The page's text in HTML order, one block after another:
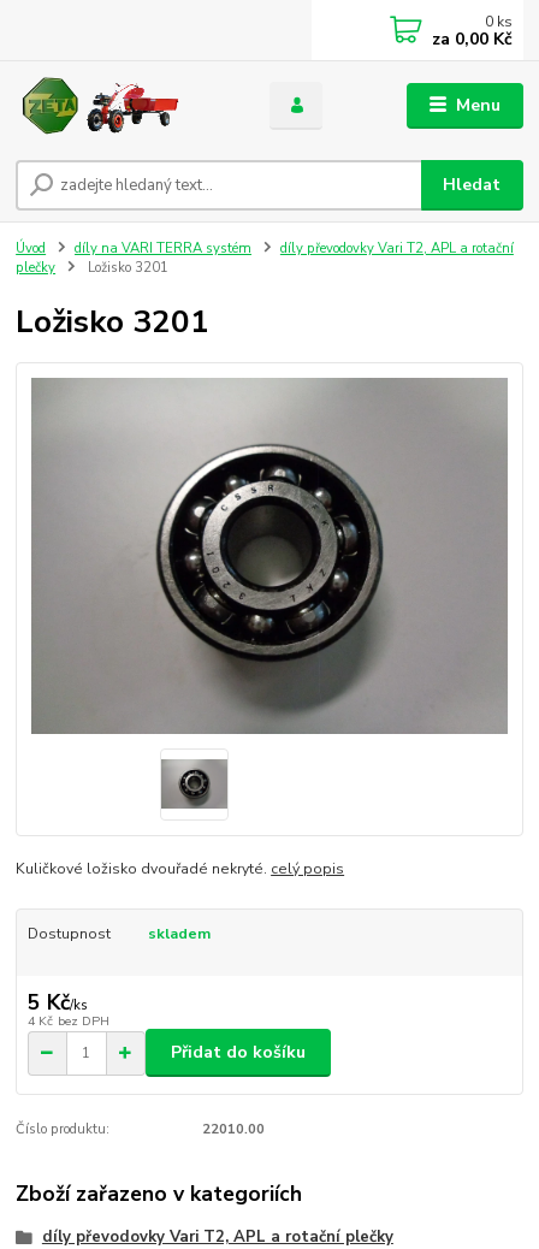
Menu
Hledat
0 ks
za 0,00 Kč
Úvod díly na VARI TERRA systém
díly převodovky Vari T2, APL a rotační
plečky
Ložisko 3201
Ložisko 3201
Kuličkové ložisko dvouřadé nekryté. celý popis
Dostupnost skladem
5 Kč/ks
4 Kč bez DPH
Přidat do košíku
Číslo produktu: 22010.00
Zboží zařazeno v kategoriích
díly převodovky Vari T2, APL a rotační plečky